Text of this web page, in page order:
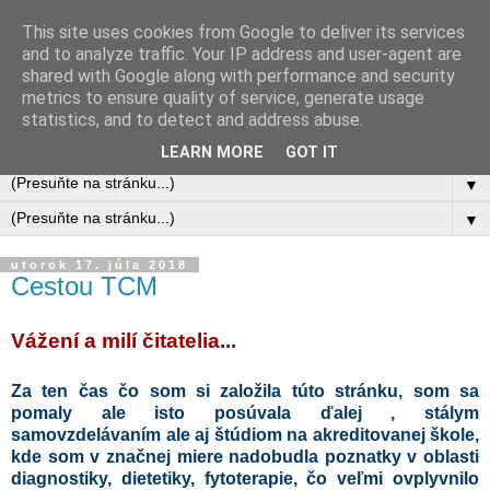
▼
▼
utorok 17. júla 2018
Cestou TCM
Vážení a milí čitatelia...
Za ten čas čo som si založila túto stránku, som sa
pomaly ale isto posúvala ďalej , stálym
samovzdelávaním ale aj štúdiom na akreditovanej škole,
kde som v značnej miere nadobudla poznatky v oblasti
diagnostiky, dietetiky, fytoterapie, čo veľmi ovplyvnilo
This site uses cookies from Google to deliver its services
and to analyze traffic. Your IP address and user-agent are
shared with Google along with performance and security
metrics to ensure quality of service, generate usage
statistics, and to detect and address abuse.
LEARN MORE GOT IT